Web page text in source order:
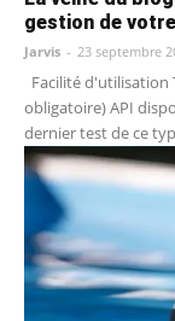
gestion de
Jarvis - 23 septembre
obligatoire) API disponibles Compatible assistants vocaux Ce sera le
dernier test de ce